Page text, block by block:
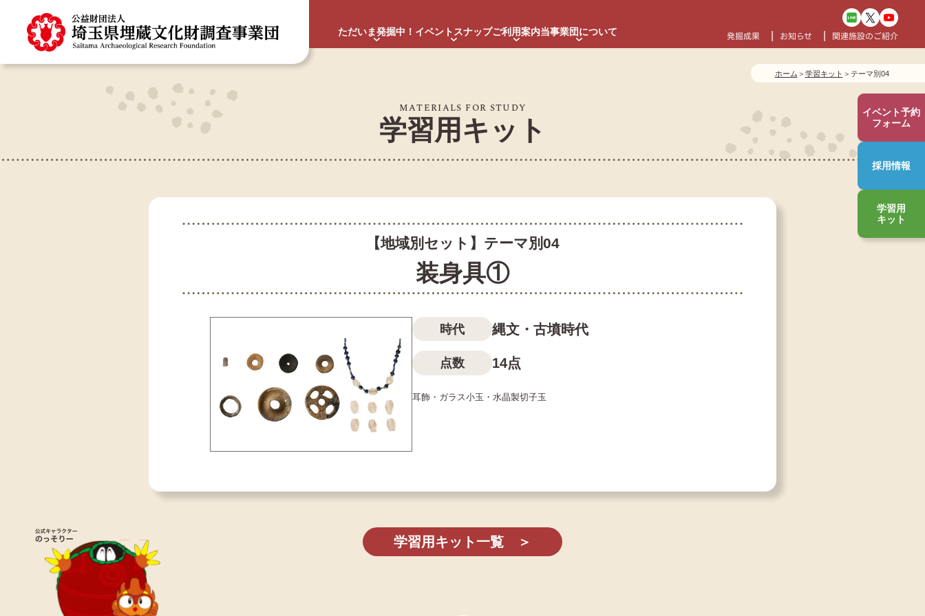
ただいま発掘中！ イベントスナップご利用案内当事業団について 発掘成果 お知らせ 関連施設のご紹介
ホーム ＞ 学習キット ＞ テーマ別04
イベント予約
フォーム
採用情報
学習用
キット
MATERIALS FOR STUDY
学習用キット
【地域別セット】テーマ別04
装身具①
時代 縄文・古墳時代
点数 14点
耳飾・ガラス小玉・水晶製切子玉
学習用キット一覧 ＞